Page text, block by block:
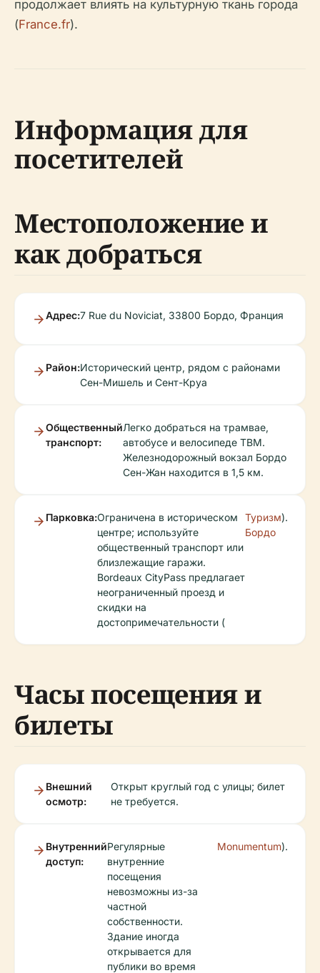
продолжает влиять на культурную ткань города
(France.fr).
Информация для
посетителей
Местоположение и
как добраться
Адрес:7 Rue du Noviciat, 33800 Бордо, Франция
Район:Исторический центр, рядом с районами
Сен-Мишель и Сент-Круа
Общественный
транспорт:
Легко добраться на трамвае,
автобусе и велосипеде TBM.
Железнодорожный вокзал Бордо
Сен-Жан находится в 1,5 км.
Парковка:Ограничена в историческом
центре; используйте
общественный транспорт или
близлежащие гаражи.
Bordeaux CityPass предлагает
неограниченный проезд и
скидки на
достопримечательности (
Туризм
Бордо
).
Часы посещения и
билеты
Внешний
осмотр:
Открыт круглый год с улицы; билет
не требуется.
Внутренний
доступ:
Регулярные
внутренние
посещения
невозможны из-за
частной
собственности.
Здание иногда
открывается для
публики во время
Monumentum).